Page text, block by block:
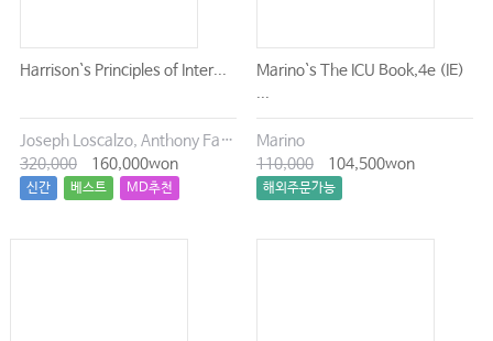
Harrison`s Principles of Inter...
Joseph Loscalzo, Anthony Fauci, Dennis Kasper, Stephen Hauser, Dan Longo, J. Larry Jameson
320,000
160,000won
신간 베스트 MD추천
Marino`s The ICU Book,4e (IE)
...
Marino
110,000
104,500won
해외주문가능